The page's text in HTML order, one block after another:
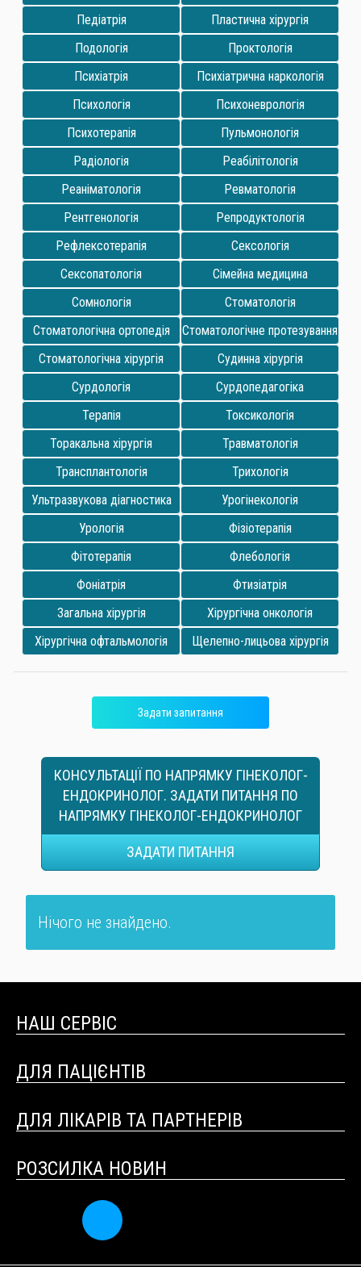
Педіатрія
Пластична хірургія
Подологія
Проктологія
Психіатрія
Психіатрична наркологія
Психологія
Психоневрологія
Психотерапія
Пульмонологія
Радіологія
Реабілітологія
Реаніматологія
Ревматологія
Рентгенологія
Репродуктологія
Рефлексотерапія
Сексологія
Сексопатологія
Сімейна медицина
Сомнологія
Стоматологія
Стоматологічна ортопедія
Стоматологічне протезування
Стоматологічна хірургія
Судинна хірургія
Сурдологія
Сурдопедагогіка
Терапія
Токсикологія
Торакальна хірургія
Травматологія
Трансплантологія
Трихологія
Ультразвукова діагностика
Урогінекологія
Урологія
Фізіотерапія
Фітотерапія
Флебологія
Фоніатрія
Фтизіатрія
Загальна хірургія
Хірургічна онкологія
Хірургічна офтальмологія
Щелепно-лицьова хірургія
Задати запитання
КОНСУЛЬТАЦІЇ ПО НАПРЯМКУ ГІНЕКОЛОГ-
ЕНДОКРИНОЛОГ. ЗАДАТИ ПИТАННЯ ПО
НАПРЯМКУ ГІНЕКОЛОГ-ЕНДОКРИНОЛОГ
ЗАДАТИ ПИТАННЯ
Нічого не знайдено.
НАШ СЕРВІС
ДЛЯ ПАЦІЄНТІВ
ДЛЯ ЛІКАРІВ ТА ПАРТНЕРІВ
РОЗСИЛКА НОВИН